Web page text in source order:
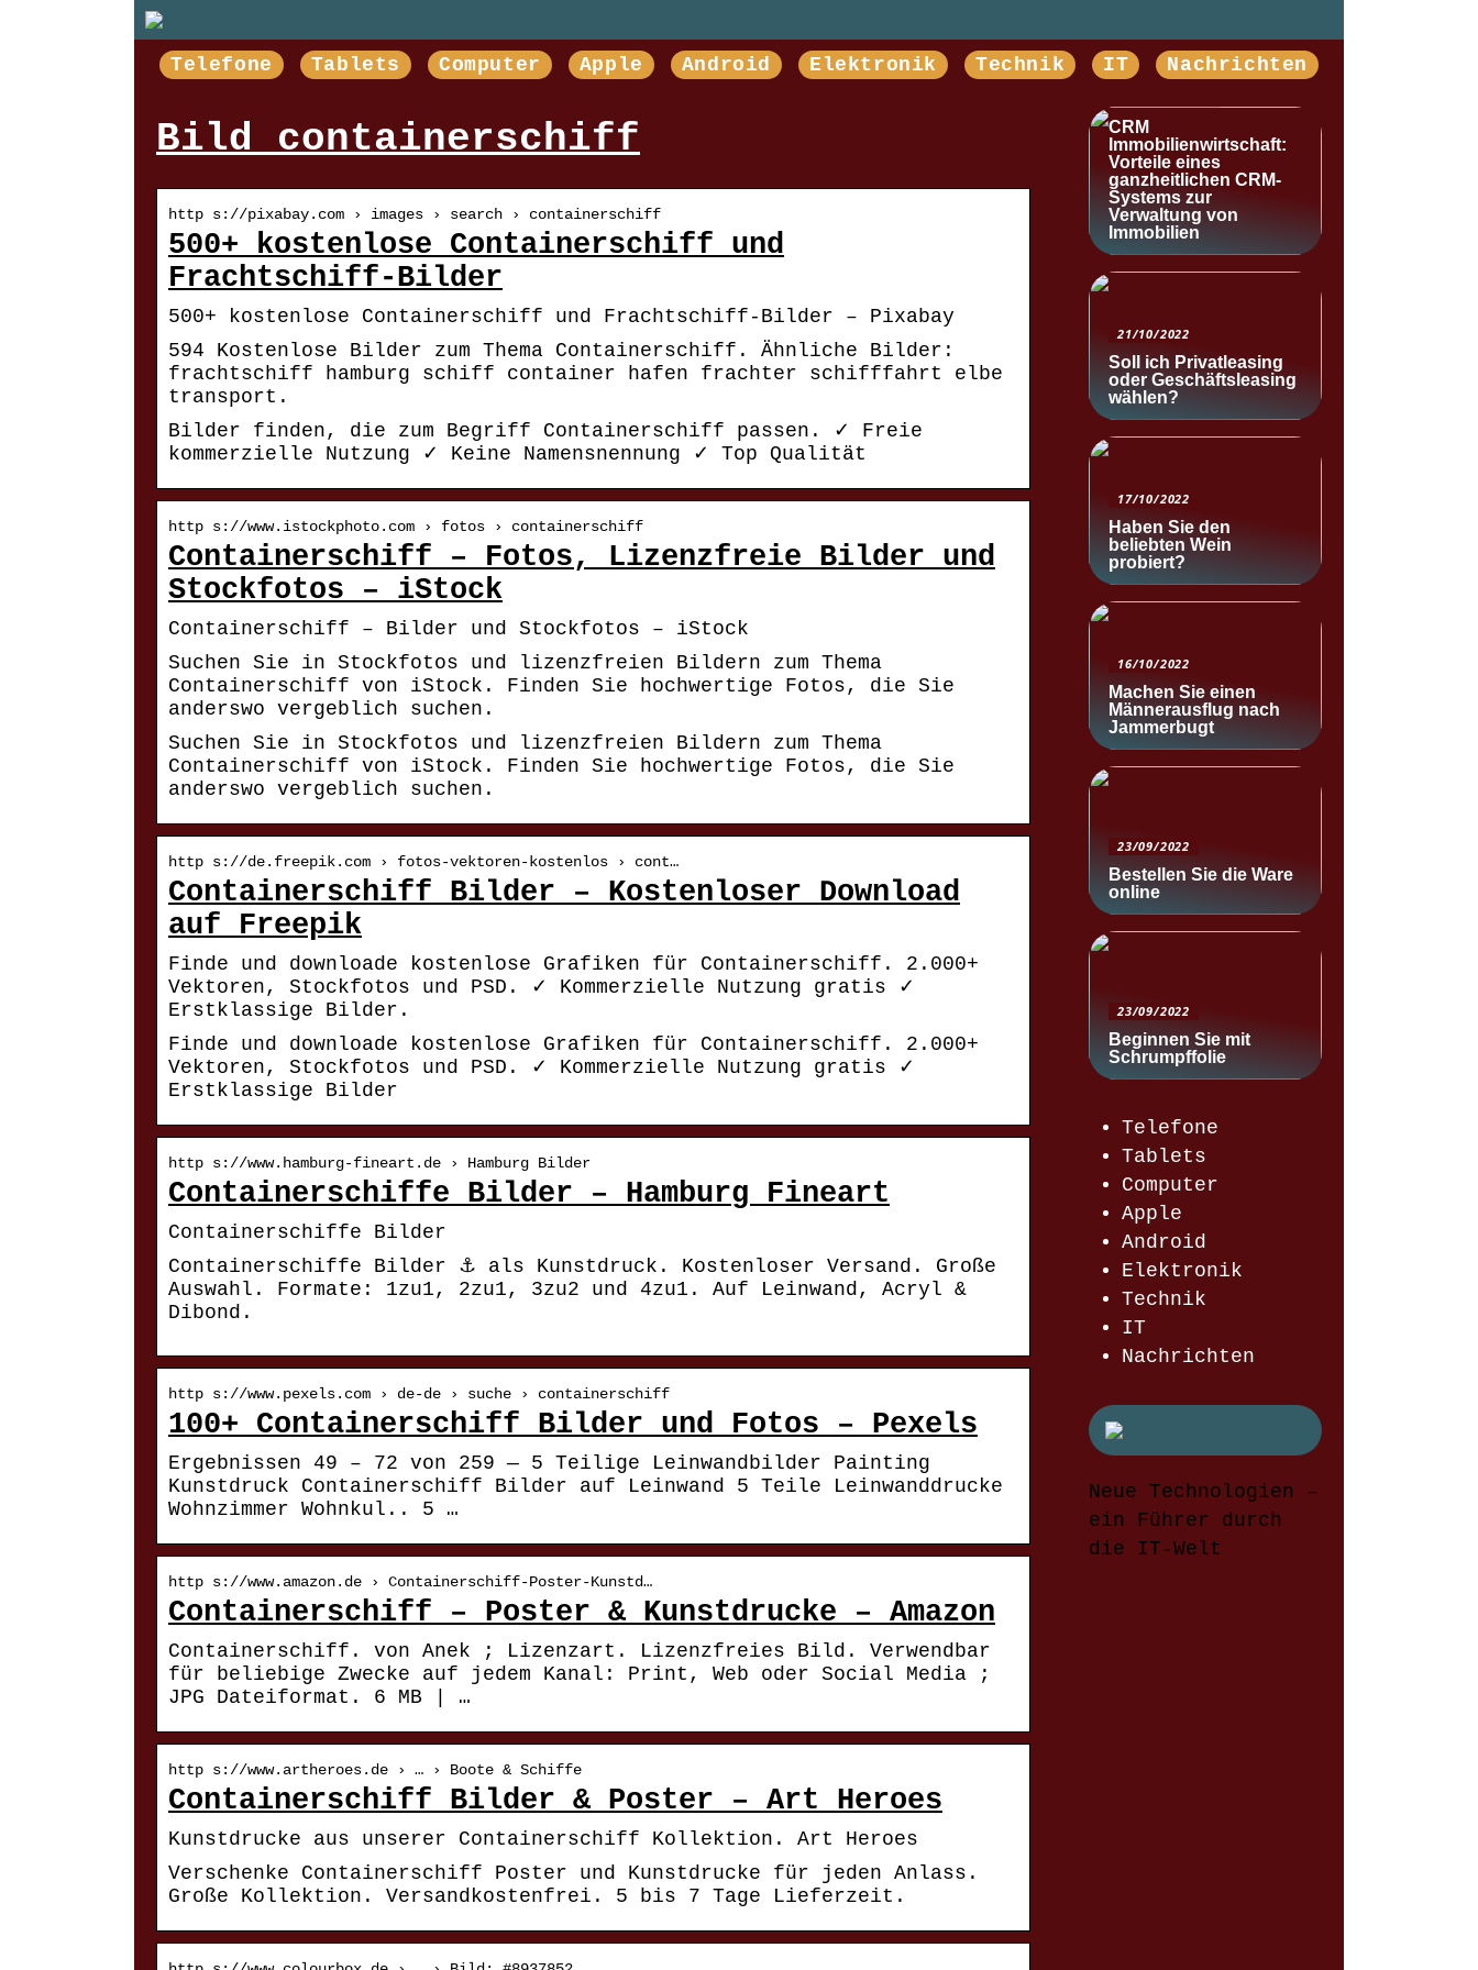
Telefone Tablets Computer Apple Android Elektronik Technik IT Nachrichten
Bild containerschiff
http s://pixabay.com › images › search › containerschiff
500+ kostenlose Containerschiff und
Frachtschiff-Bilder
500+ kostenlose Containerschiff und Frachtschiff-Bilder – Pixabay
594 Kostenlose Bilder zum Thema Containerschiff. Ähnliche Bilder:
frachtschiff hamburg schiff container hafen frachter schifffahrt elbe
transport.
Bilder finden, die zum Begriff Containerschiff passen. ✓ Freie
kommerzielle Nutzung ✓ Keine Namensnennung ✓ Top Qualität
http s://www.istockphoto.com › fotos › containerschiff
Containerschiff – Fotos, Lizenzfreie Bilder und
Stockfotos – iStock
Containerschiff – Bilder und Stockfotos – iStock
Suchen Sie in Stockfotos und lizenzfreien Bildern zum Thema
Containerschiff von iStock. Finden Sie hochwertige Fotos, die Sie
anderswo vergeblich suchen.
Suchen Sie in Stockfotos und lizenzfreien Bildern zum Thema
Containerschiff von iStock. Finden Sie hochwertige Fotos, die Sie
anderswo vergeblich suchen.
http s://de.freepik.com › fotos-vektoren-kostenlos › cont…
Containerschiff Bilder – Kostenloser Download
auf Freepik
Finde und downloade kostenlose Grafiken für Containerschiff. 2.000+
Vektoren, Stockfotos und PSD. ✓ Kommerzielle Nutzung gratis ✓
Erstklassige Bilder.
Finde und downloade kostenlose Grafiken für Containerschiff. 2.000+
Vektoren, Stockfotos und PSD. ✓ Kommerzielle Nutzung gratis ✓
Erstklassige Bilder
http s://www.hamburg-fineart.de › Hamburg Bilder
Containerschiffe Bilder – Hamburg Fineart
Containerschiffe Bilder
Containerschiffe Bilder ⚓ als Kunstdruck. Kostenloser Versand. Große
Auswahl. Formate: 1zu1, 2zu1, 3zu2 und 4zu1. Auf Leinwand, Acryl &
Dibond.
http s://www.pexels.com › de-de › suche › containerschiff
100+ Containerschiff Bilder und Fotos – Pexels
Ergebnissen 49 – 72 von 259 — 5 Teilige Leinwandbilder Painting
Kunstdruck Containerschiff Bilder auf Leinwand 5 Teile Leinwanddrucke
Wohnzimmer Wohnkul.. 5 …
http s://www.amazon.de › Containerschiff-Poster-Kunstd…
Containerschiff – Poster & Kunstdrucke – Amazon
Containerschiff. von Anek ; Lizenzart. Lizenzfreies Bild. Verwendbar
für beliebige Zwecke auf jedem Kanal: Print, Web oder Social Media ;
JPG Dateiformat. 6 MB | …
http s://www.artheroes.de › … › Boote & Schiffe
Containerschiff Bilder & Poster – Art Heroes
Kunstdrucke aus unserer Containerschiff Kollektion. Art Heroes
Verschenke Containerschiff Poster und Kunstdrucke für jeden Anlass.
Große Kollektion. Versandkostenfrei. 5 bis 7 Tage Lieferzeit.
CRM
Immobilienwirtschaft:
Vorteile eines
ganzheitlichen CRM-
Systems zur
Verwaltung von
Immobilien
21/10/2022
Soll ich Privatleasing
oder Geschäftsleasing
wählen?
17/10/2022
Haben Sie den
beliebten Wein
probiert?
16/10/2022
Machen Sie einen
Männerausflug nach
Jammerbugt
23/09/2022
Bestellen Sie die Ware
online
23/09/2022
Beginnen Sie mit
Schrumpffolie
Telefone
Tablets
Computer
Apple
Android
Elektronik
Technik
IT
Nachrichten
Neue Technologien –
ein Führer durch
die IT-Welt